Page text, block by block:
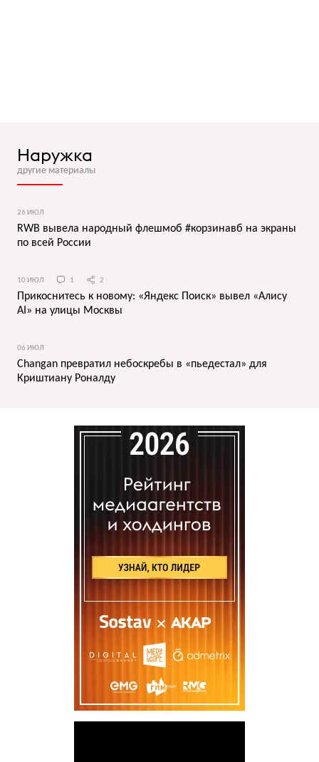
Наружка
другие материалы
26 ИЮЛ
RWB вывела народный флешмоб #корзинавб на экраны
по всей России
10 ИЮЛ 1 2
Прикоснитесь к новому: «Яндекс Поиск» вывел «Алису
AI» на улицы Москвы
06 ИЮЛ
Changan превратил небоскребы в «пьедестал» для
Криштиану Роналду